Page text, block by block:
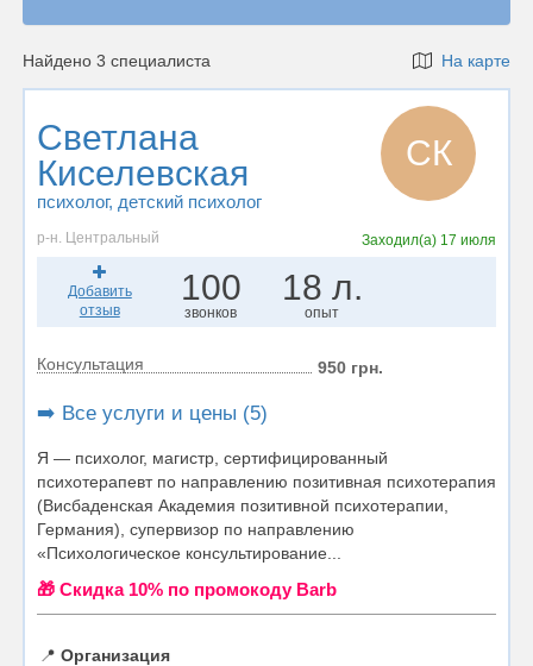
Найдено 3 специалиста На карте
Светлана
Киселевская
психолог, детский психолог
СК
р-н. Центральный Заходил(а) 17 июля
Добавить
отзыв
100
звонков
18 л.
опыт
Консультация 950 грн.
➡️ Все услуги и цены (5)
Я — психолог, магистр, сертифицированный
психотерапевт по направлению позитивная психотерапия
(Висбаденская Академия позитивной психотерапии,
Германия), супервизор по направлению
«Психологическое консультирование...
🎁 Cкидка 10% по промокоду Barb
📍 Организация